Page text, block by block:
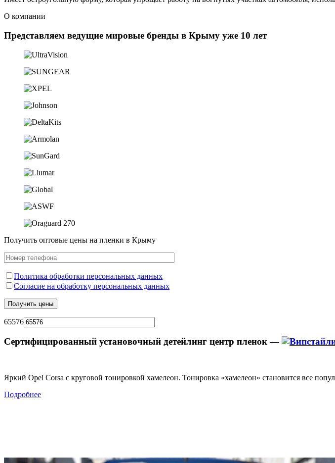
О компании
Представляем ведущие мировые бренды в Крыму уже 10 лет
Получить оптовые цены на пленки в Крыму
Политика обработки персональных данных
Согласие на обработку персональных данных
65576
Сертифицированный установочный детейлинг центр пленок —
Яркий Opel Corsa с круговой тонировкой хамелеон. Тонировка «хамелеон» становится все
Подробнее